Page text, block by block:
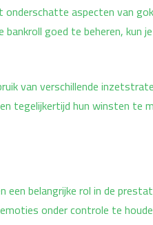
onderschatte aspecten van
bankroll goed te beheren,
van verschillende
en tegelijkertijd hun winsten te
een belangrijke rol in de
onder controle te